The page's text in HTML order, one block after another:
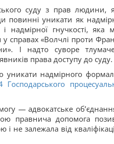
суду з прав людини,
повинні уникати як
надмірної гнучкості, яка
справах «Волчлі проти
І надто суворе
права доступу до суду.
уникати надмірного
Господарського
— адвокатське
правнича допомога
не залежала від